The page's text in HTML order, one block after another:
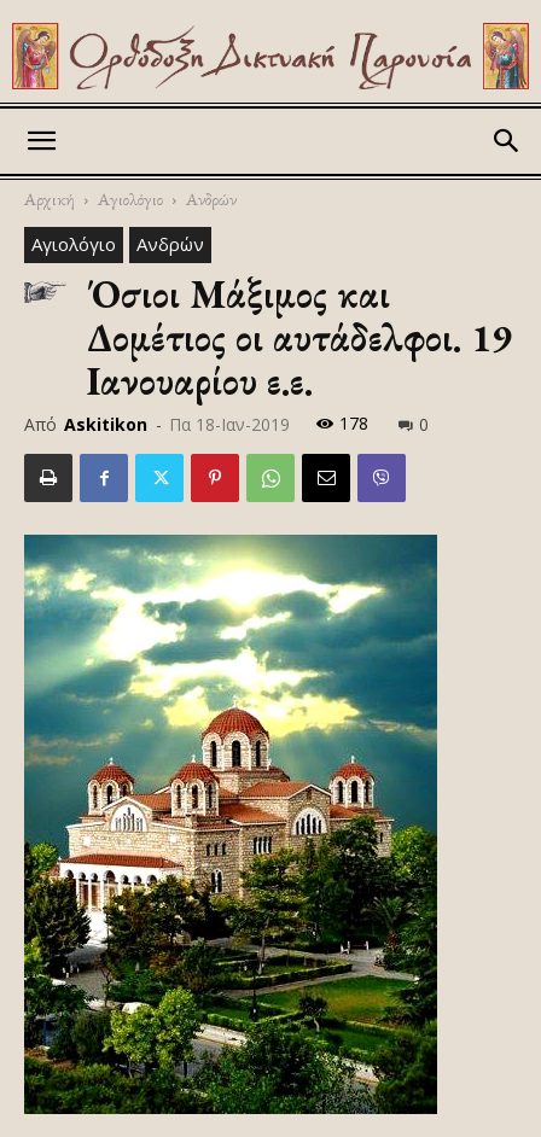
Αρχική Αγιολόγιο Ανδρών
Αγιολόγιο Ανδρών
Όσιοι Μάξιμος και
Δομέτιος οι αυτάδελφοι. 19
Ιανουαρίου ε.ε.
Από Askitikon - Πα 18-Ιαν-2019 178 0